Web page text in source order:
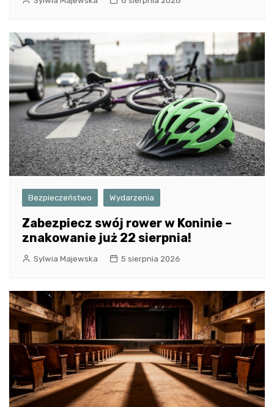
Bezpieczeństwo Wydarzenia
Zabezpiecz swój rower w Koninie –
znakowanie już 22 sierpnia!
Sylwia Majewska 5 sierpnia 2026